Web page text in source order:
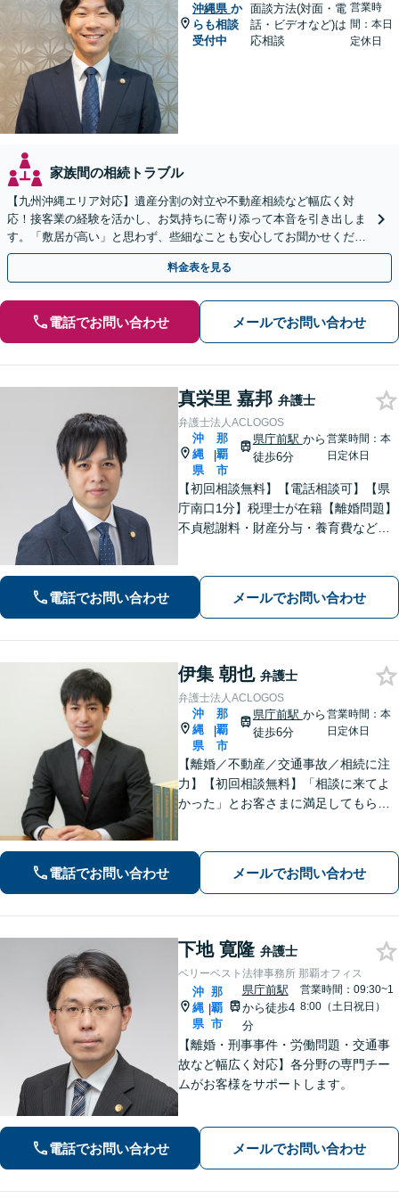
沖縄県 か
らも相談
受付中
面談方法(対面・電
話・ビデオなど)は
応相談
営業時
間：本日
定休日
家族間の相続トラブル
【九州沖縄エリア対応】遺産分割の対立や不動産相続など幅広く対
応！接客業の経験を活かし、お気持ちに寄り添って本音を引き出しま
す。「敷居が高い」と思わず、些細なことも安心してお聞かせくださ
い【初回相談無料】【夜間・休日相談可】
料金表を見る
電話でお問い合わせ メールでお問い合わせ
真栄里 嘉邦 弁護士
弁護士法人ACLOGOS
沖
縄
県
|
那
覇
市
県庁前駅 から
徒歩6分
営業時間：本
日定休日
【初回相談無料】【電話相談可】【県
庁南口1分】税理士が在籍【離婚問題】
不貞慰謝料・財産分与・養育費など。
額）・明け渡し請求・立退料増額など
に対応。交渉から訴訟までお任せくだ
電話でお問い合わせ メールでお問い合わせ
伊集 朝也 弁護士
弁護士法人ACLOGOS
沖
縄
県
|
那
覇
市
県庁前駅 から
徒歩6分
営業時間：本
日定休日
【離婚／不動産／交通事故／相続に注
力】【初回相談無料】「相談に来てよ
かった」とお客さまに満足してもらう
く、丁寧なヒアリングで皆様のお気持
ちに寄り添います。
電話でお問い合わせ メールでお問い合わせ
下地 寛隆 弁護士
ベリーベスト法律事務所 那覇オフィス
沖
縄
県
|
那
覇
市
県庁前駅
から徒歩4
分
営業時間：09:30~1
8:00（土日祝日）
【離婚・刑事事件・労働問題・交通事
故など幅広く対応】各分野の専門チー
ムがお客様をサポートします。
電話でお問い合わせ メールでお問い合わせ